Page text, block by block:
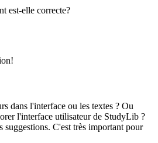
est-elle correcte?
dans l'interface ou les textes ? Ou
l'interface utilisateur de StudyLib ?
suggestions. C'est très important pour